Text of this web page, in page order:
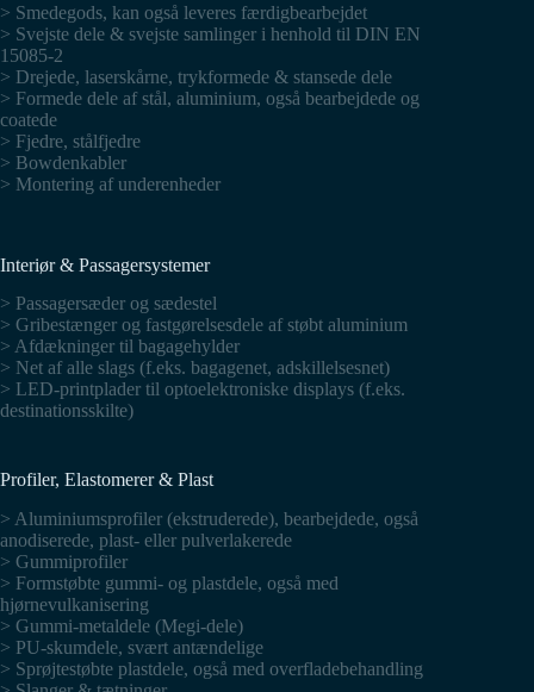
> Smedegods, kan også leveres færdigbearbejdet
> Svejste dele & svejste samlinger i henhold til DIN EN
15085-2
> Drejede, laserskårne, trykformede & stansede dele
> Formede dele af stål, aluminium, også bearbejdede og
coatede
> Fjedre, stålfjedre
> Bowdenkabler
> Montering af underenheder
Interiør & Passagersystemer
> Passagersæder og sædestel
> Gribestænger og fastgørelsesdele af støbt aluminium
> Afdækninger til bagagehylder
> Net af alle slags (f.eks. bagagenet, adskillelsesnet)
> LED-printplader til optoelektroniske displays (f.eks.
destinationsskilte)
Profiler, Elastomerer & Plast
> Aluminiumsprofiler (ekstruderede), bearbejdede, også
anodiserede, plast- eller pulverlakerede
> Gummiprofiler
> Formstøbte gummi- og plastdele, også med
hjørnevulkanisering
> Gummi-metaldele (Megi-dele)
> PU-skumdele, svært antændelige
> Sprøjtestøbte plastdele, også med overfladebehandling